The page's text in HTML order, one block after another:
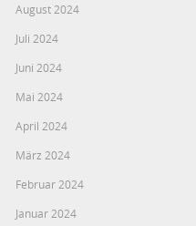
August 2024
Juli 2024
Juni 2024
Mai 2024
April 2024
März 2024
Februar 2024
Januar 2024